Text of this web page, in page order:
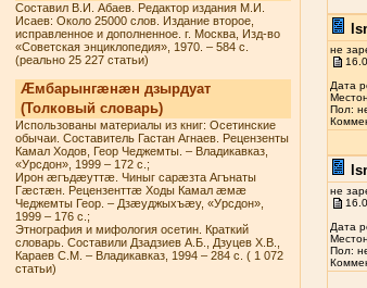
Составил В.И. Абаев. Редактор издания М.И.
Исаев: Около 25000 слов. Издание второе,
исправленное и дополненное. г. Москва, Изд-во
«Советская энциклопедия», 1970. – 584 с.
(реально 25 227 статьи)
Æмбарынгæнæн дзырдуат
(Толковый словарь)
Использованы материалы из книг: Осетинские
обычаи. Составитель Гастан Агнаев. Рецензенты
Камал Ходов, Геор Чеджемты. – Владикавказ,
«Урсдон», 1999 – 172 с.;
Ирон æгъдæуттæ. Чиныг сарæзта Агънаты
Гæстæн. Рецензенттæ Ходы Камал æмæ
Чеджемты Геор. – Дзæуджыхъæу, «Урсдон»,
1999 – 176 с.;
Этнография и мифология осетин. Краткий
словарь. Составили Дзадзиев А.Б., Дзуцев Х.В.,
Караев С.М. – Владикавказ, 1994 – 284 с. ( 1 072
статьи)
не
Дата
Пол:
не
Дата
Пол: